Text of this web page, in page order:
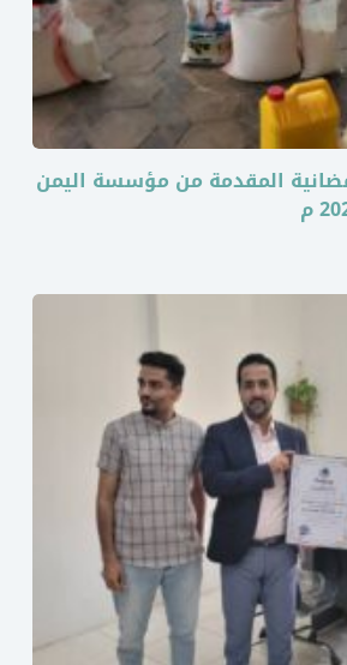
المقدمة من مؤسسة اليمن